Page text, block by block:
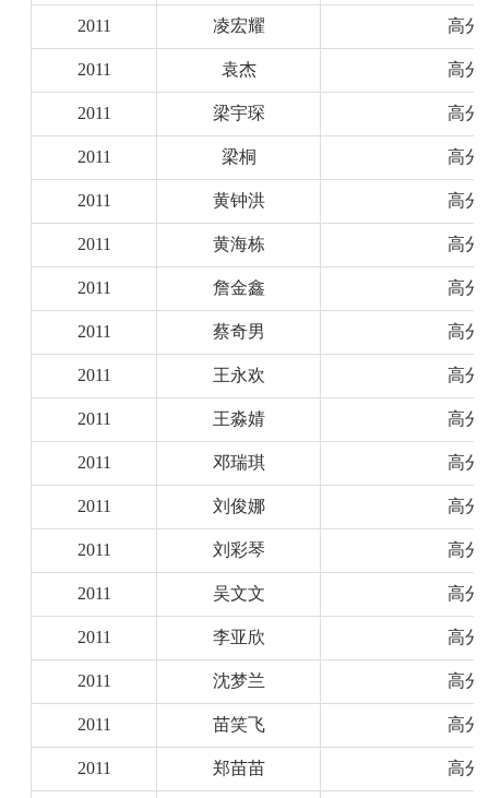
2011 凌宏耀 高分
2011 袁杰 高分
2011 梁宇琛 高分
2011 梁桐 高分
2011 黄钟洪 高分
2011 黄海栋 高分
2011 詹金鑫 高分
2011 蔡奇男 高分
2011 王永欢 高分
2011 王淼婧 高分
2011 邓瑞琪 高分
2011 刘俊娜 高分
2011 刘彩琴 高分
2011 吴文文 高分
2011 李亚欣 高分
2011 沈梦兰 高分
2011 苗笑飞 高分
2011 郑苗苗 高分